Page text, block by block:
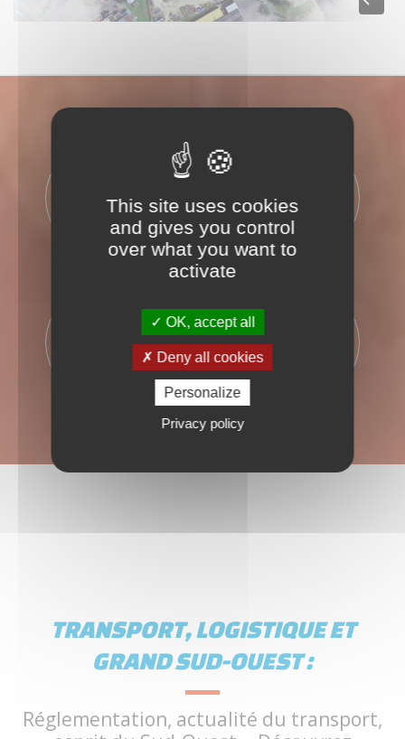
MOTEURS KILOMÉTRES
TRANSPORT, LOGISTIQUE ET
GRAND SUD-OUEST :
Réglementation, actualité du transport,
This site uses cookies
and gives you control
over what you want to
activate
OK, accept all
Deny all cookies
Personalize
Privacy policy